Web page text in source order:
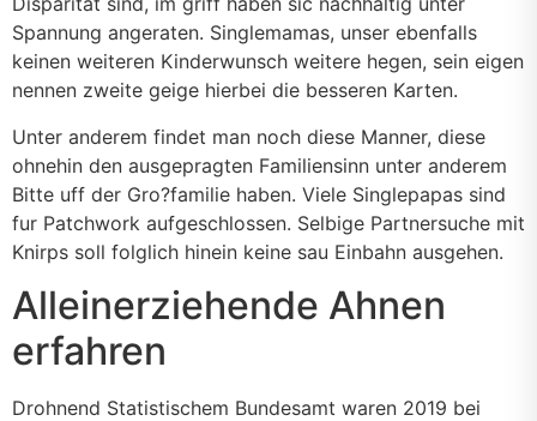
Spannung angeraten. Singlemamas, unser ebenfalls
keinen weiteren Kinderwunsch weitere hegen, sein eigen
nennen zweite geige hierbei die besseren Karten.
Unter anderem findet man noch diese Manner, diese
ohnehin den ausgepragten Familiensinn unter anderem
Bitte uff der Gro?familie haben. Viele Singlepapas sind
fur Patchwork aufgeschlossen. Selbige Partnersuche mit
Knirps soll folglich hinein keine sau Einbahn ausgehen.
Alleinerziehende Ahnen
erfahren
Drohnend Statistischem Bundesamt waren 2019 bei